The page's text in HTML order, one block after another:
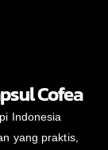
Cofea
Indonesia
yang praktis,